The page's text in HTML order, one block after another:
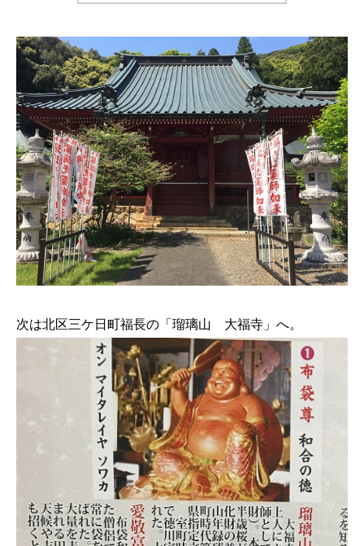
次は北区三ケ日町福長の「瑠璃山 大福寺」へ。